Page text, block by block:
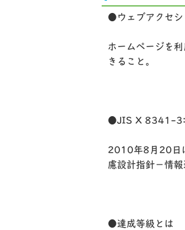
●ウェブアクセシ
ホームページを
きること。
●JIS X 8341-
2010年8月20日
慮設計指針－情
●達成等級とは